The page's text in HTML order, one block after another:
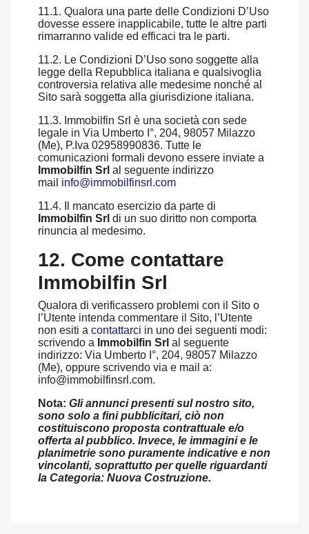
11.1. Qualora una parte delle Condizioni D’Uso
dovesse essere inapplicabile, tutte le altre parti
rimarranno valide ed efficaci tra le parti.
11.2. Le Condizioni D’Uso sono soggette alla
legge della Repubblica italiana e qualsivoglia
controversia relativa alle medesime nonché al
Sito sarà soggetta alla giurisdizione italiana.
11.3. Immobilfin Srl è una società con sede
legale in Via Umberto I°, 204, 98057 Milazzo
(Me), P.Iva 02958990836. Tutte le
comunicazioni formali devono essere inviate a
Immobilfin Srl al seguente indirizzo
mail info@immobilfinsrl.com
11.4. Il mancato esercizio da parte di
Immobilfin Srl di un suo diritto non comporta
rinuncia al medesimo.
12. Come contattare
Immobilfin Srl
Qualora di verificassero problemi con il Sito o
l’Utente intenda commentare il Sito, l’Utente
non esiti a contattarci in uno dei seguenti modi:
scrivendo a Immobilfin Srl al seguente
indirizzo: Via Umberto I°, 204, 98057 Milazzo
(Me), oppure scrivendo via e mail a:
info@immobilfinsrl.com.
Nota: Gli annunci presenti sul nostro sito,
sono solo a fini pubblicitari, ciò non
costituiscono proposta contrattuale e/o
offerta al pubblico. Invece, le immagini e le
planimetrie sono puramente indicative e non
vincolanti, soprattutto per quelle riguardanti
la Categoria: Nuova Costruzione.